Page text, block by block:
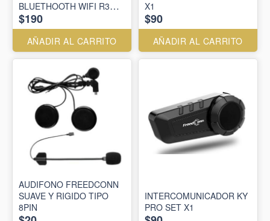
BLUETHOOTH WIFI R3
PRO
$190
AÑADIR AL CARRITO
X1
$90
AÑADIR AL CARRITO
AUDIFONO FREEDCONN
SUAVE Y RIGIDO TIPO
8PIN
INTERCOMUNICADOR KY
PRO SET X1